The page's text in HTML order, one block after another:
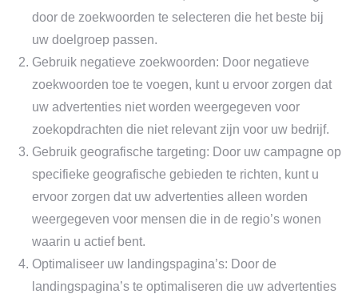
door de zoekwoorden te selecteren die het beste bij
uw doelgroep passen.
Gebruik negatieve zoekwoorden: Door negatieve
zoekwoorden toe te voegen, kunt u ervoor zorgen dat
uw advertenties niet worden weergegeven voor
zoekopdrachten die niet relevant zijn voor uw bedrijf.
Gebruik geografische targeting: Door uw campagne op
specifieke geografische gebieden te richten, kunt u
ervoor zorgen dat uw advertenties alleen worden
weergegeven voor mensen die in de regio’s wonen
waarin u actief bent.
Optimaliseer uw landingspagina’s: Door de
landingspagina’s te optimaliseren die uw advertenties